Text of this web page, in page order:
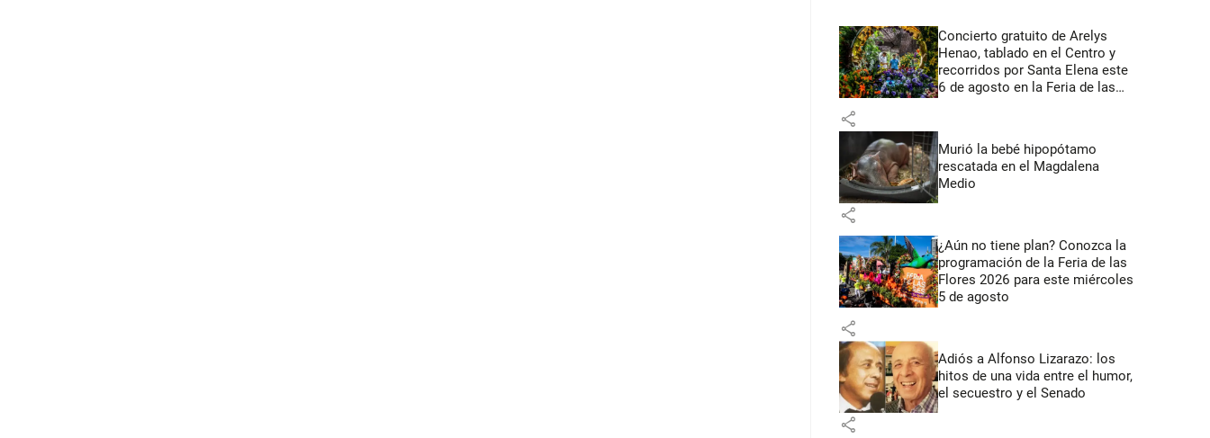
Concierto gratuito de Arelys
Henao, tablado en el Centro y
recorridos por Santa Elena este
6 de agosto en la Feria de las
share
Murió la bebé hipopótamo
rescatada en el Magdalena
Medio
share
¿Aún no tiene plan? Conozca la
programación de la Feria de las
Flores 2026 para este miércoles
5 de agosto
share
Adiós a Alfonso Lizarazo: los
hitos de una vida entre el humor,
el secuestro y el Senado
share